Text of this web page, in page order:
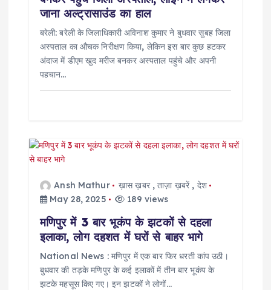
जाना अल्ट्रासाउंड का हाल
बरेली: बरेली के जिलाधिकारी अविनाश कुमार ने बुधवार सुबह जिला
अस्पताल का औचक निरीक्षण किया, लेकिन इस बार कुछ हटकर
अंदाज में डीएम खुद मरीज बनकर अस्पताल पहुंचे और अपनी
पहचान…
Ansh Mathur ख़ास ख़बर,ताज़ा ख़बरें , देश
May 28, 2025
189 views
मणिपुर में 3 बार भूकंप के झटकों से दहला
इलाका, लोग दहशत में घरों से बाहर भागे
National News : मणिपुर में एक बार फिर धरती कांप उठी।
बुधवार की तड़के मणिपुर के कई इलाकों में तीन बार भूकंप के
झटके महसूस किए गए। इन झटकों ने लोगों…